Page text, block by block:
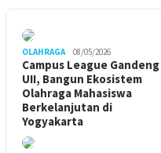
OLAHRAGA 08/05/2026
Campus League Gandeng
UII, Bangun Ekosistem
Olahraga Mahasiswa
Berkelanjutan di
Yogyakarta